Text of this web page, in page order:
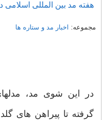
هفته مد بین المللی اسلامی
مجموعه: اخبار مد و ستاره ها
در این شوی مد،
گرفته تا پیراهن های